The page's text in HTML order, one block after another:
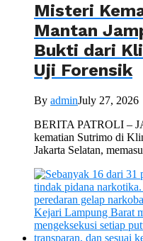
Misteri
Mantan
Bukti dari
Uji Forensik
By adminJuly 27, 2026
BERITA PATROLI –
kematian Sutrimo di
Jakarta Selatan,